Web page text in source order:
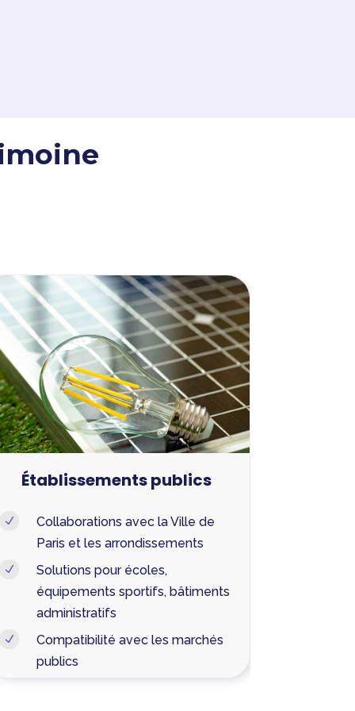
Établissements publics
N
Collaborations avec la Ville de
Paris et les arrondissements
N
Solutions pour écoles,
équipements sportifs, bâtiments
administratifs
N
Compatibilité avec les marchés
publics